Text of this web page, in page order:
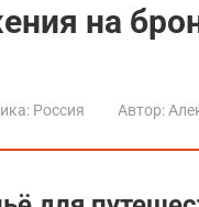
на
Россия Автор: